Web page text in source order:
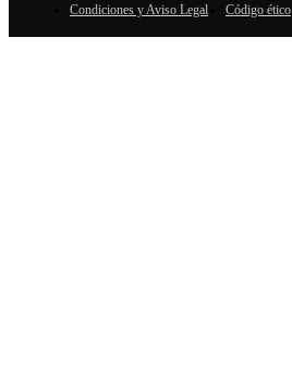
Condiciones y Aviso Legal
Código ético